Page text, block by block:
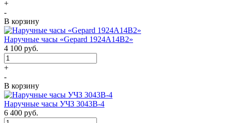
+
-
В корзину
Наручные часы «Gepard 1924A14B2»
4 100 руб.
+
-
В корзину
Наручные часы УЧЗ 3043В-4
6 400 руб.